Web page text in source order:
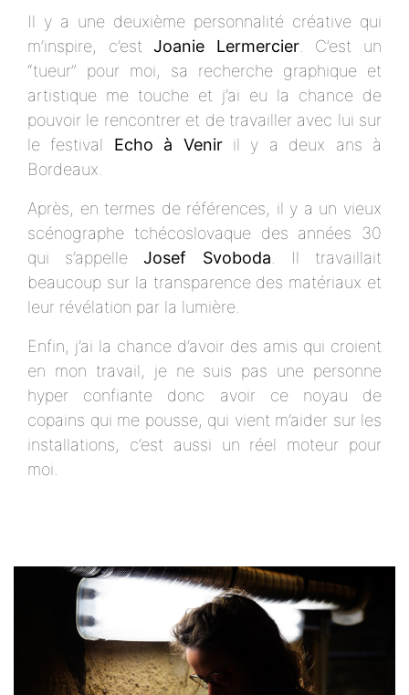
Il y a une deuxième personnalité créative qui
m’inspire, c’estJoanie Lermercier. C’est un
“tueur” pour moi, sa recherche graphique et
artistique me touche et j’ai eu la chance de
pouvoir le rencontrer et de travailler avec lui sur
le festival Echo à Veniril y a deux ans à
Bordeaux.
Après, en termes de références, il y a un vieux
scénographe tchécoslovaque des années 30
qui s’appelleJosef Svoboda . Il travaillait
beaucoup sur la transparence des matériaux et
leur révélation par la lumière.
Enfin, j’ai la chance d’avoir des amis qui croient
en mon travail, je ne suis pas une personne
hyper confiante donc avoir ce noyau de
copains qui me pousse, qui vient m’aider sur les
installations, c’est aussi un réel moteur pour
moi.